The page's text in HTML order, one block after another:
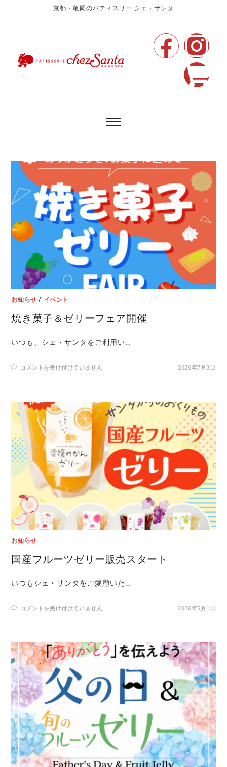
京都・亀岡のパティスリー シェ・サンタ
お知らせ / イベント
焼き菓子＆ゼリーフェア開催
いつも、シェ・サンタをご利用い…
コメントを受け付けていません 2026年7月3日
お知らせ
国産フルーツゼリー販売スタート
いつもシェ・サンタをご愛顧いた…
コメントを受け付けていません 2026年5月1日